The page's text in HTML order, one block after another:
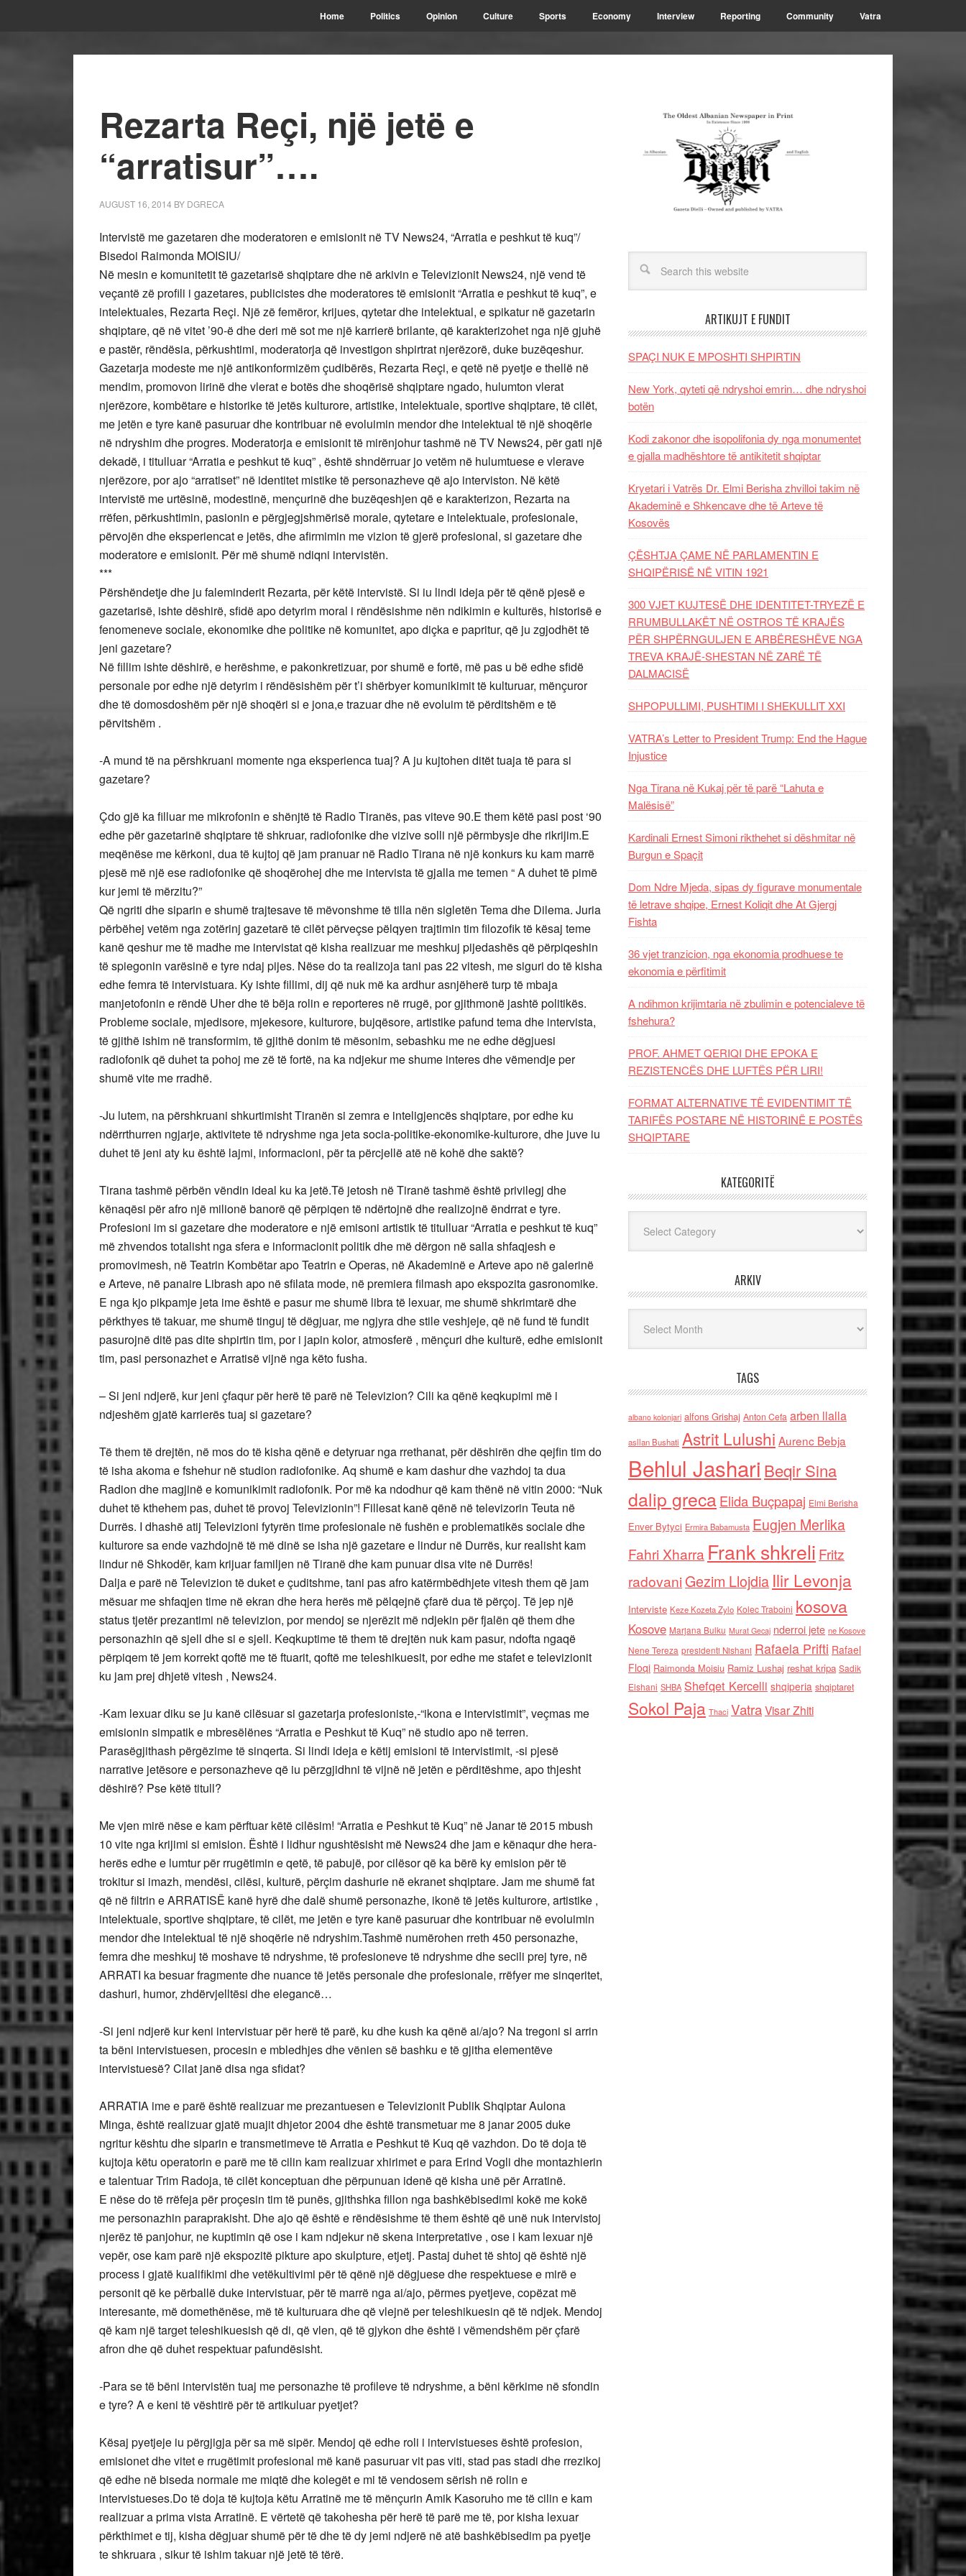
Home Politics Opinion Culture Sports Economy Interview Reporting Community Vatra
Rezarta Reçi, një jetë e
“arratisur”….
AUGUST 16, 2014 BY DGRECA
Intervistë me gazetaren dhe moderatoren e emisionit në TV News24, “Arratia e peshkut të kuq”/
Bisedoi Raimonda MOISIU/
Në mesin e komunitetit të gazetarisë shqiptare dhe në arkivin e Televizionit News24, një vend të
veçantë zë profili i gazetares, publicistes dhe moderatores të emisionit “Arratia e peshkut të kuq”, e
intelektuales, Rezarta Reçi. Një zë femëror, krijues, qytetar dhe intelektual, e spikatur në gazetarin
shqiptare, që në vitet ’90-ë dhe deri më sot me një karrierë brilante, që karakterizohet nga një gjuhë
e pastër, rëndësia, përkushtimi, moderatorja që investigon shpirtrat njerëzorë, duke buzëqeshur.
Gazetarja modeste me një antikonformizëm çudibërës, Rezarta Reçi, e qetë në pyetje e thellë në
mendim, promovon lirinë dhe vlerat e botës dhe shoqërisë shqiptare ngado, hulumton vlerat
njerëzore, kombëtare e historike të jetës kulturore, artistike, intelektuale, sportive shqiptare, të cilët,
me jetën e tyre kanë pasuruar dhe kontribuar në evoluimin mendor dhe intelektual të një shoqërie
në ndryshim dhe progres. Moderatorja e emisionit të mirënjohur tashmë në TV News24, për gati një
dekadë, i titulluar “Arratia e peshkut të kuq” , është shndërruar jo vetëm në hulumtuese e vlerave
njerëzore, por ajo “arratiset” në identitet mistike të personazheve që ajo interviston. Në këtë
intervistë me urtësinë, modestinë, mençurinë dhe buzëqeshjen që e karakterizon, Rezarta na
rrëfen, përkushtimin, pasionin e përgjegjshmërisë morale, qytetare e intelektuale, profesionale,
përvojën dhe eksperiencat e jetës, dhe afirmimin me vizion të gjerë profesional, si gazetare dhe
moderatore e emisionit. Për më shumë ndiqni intervistën.
***
Përshëndetje dhe ju faleminderit Rezarta, për këtë intervistë. Si iu lindi ideja për të qënë pjesë e
gazetarisë, ishte dëshirë, sfidë apo detyrim moral i rëndësishme nën ndikimin e kulturës, historisë e
fenomeneve sociale, ekonomike dhe politike në komunitet, apo diçka e papritur, që ju zgjodhët të
jeni gazetare?
Në fillim ishte dëshirë, e herëshme, e pakonkretizuar, por shumë e fortë, më pas u bë edhe sfidë
personale por edhe një detyrim i rëndësishëm për t’i shërbyer komunikimit të kulturuar, mënçuror
dhe të domosdoshëm për një shoqëri si e jona,e trazuar dhe në evoluim të përditshëm e të
përvitshëm .
-A mund të na përshkruani momente nga eksperienca tuaj? A ju kujtohen ditët tuaja të para si
gazetare?
Çdo gjë ka filluar me mikrofonin e shënjtë të Radio Tiranës, pas viteve 90.E them këtë pasi post ‘90
edhe për gazetarinë shqiptare të shkruar, radiofonike dhe vizive solli një përmbysje dhe rikrijim.E
meqënëse me kërkoni, dua të kujtoj që jam pranuar në Radio Tirana në një konkurs ku kam marrë
pjesë më një ese radiofonike që shoqërohej dhe me intervista të gjalla me temen “ A duhet të pimë
kur jemi të mërzitu?”
Që ngriti dhe siparin e shumë trajtesave të mëvonshme të tilla nën sigletën Tema dhe Dilema. Juria
përbëhej vetëm nga zotërinj gazetarë të cilët përveçse pëlqyen trajtimin tim filozofik të kësaj teme
kanë qeshur me të madhe me intervistat që kisha realizuar me meshkuj pijedashës që përpiqeshin
të spiegonin varësinë e tyre ndaj pijes. Nëse do ta realizoja tani pas 22 vitesh, me siguri do të kisha
edhe femra të intervistuara. Ky ishte fillimi, dij që nuk më ka ardhur asnjëherë turp të mbaja
manjetofonin e rëndë Uher dhe të bëja rolin e reporteres në rrugë, por gjithmonë jashtë politikës.
Probleme sociale, mjedisore, mjekesore, kulturore, bujqësore, artistike pafund tema dhe intervista,
të gjithë ishim në transformim, të gjithë donim të mësonim, sebashku me ne edhe dëgjuesi
radiofonik që duhet ta pohoj me zë të fortë, na ka ndjekur me shume interes dhe vëmendje per
shumë vite me rradhë.
-Ju lutem, na përshkruani shkurtimisht Tiranën si zemra e inteligjencës shqiptare, por edhe ku
ndërrthurren ngjarje, aktivitete të ndryshme nga jeta socia-politike-ekonomike-kulturore, dhe juve iu
duhet të jeni aty ku është lajmi, informacioni, për ta përcjellë atë në kohë dhe saktë?
Tirana tashmë përbën vëndin ideal ku ka jetë.Të jetosh në Tiranë tashmë është privilegj dhe
kënaqësi për afro një milionë banorë që përpiqen të ndërtojnë dhe realizojnë ëndrrat e tyre.
Profesioni im si gazetare dhe moderatore e një emisoni artistik të titulluar “Arratia e peshkut të kuq”
më zhvendos totalisht nga sfera e informacionit politik dhe më dërgon në salla shfaqjesh e
promovimesh, në Teatrin Kombëtar apo Teatrin e Operas, në Akademinë e Arteve apo në galerinë
e Arteve, në panaire Librash apo në sfilata mode, në premiera filmash apo ekspozita gasronomike.
E nga kjo pikpamje jeta ime është e pasur me shumë libra të lexuar, me shumë shkrimtarë dhe
përkthyes të takuar, me shumë tinguj të dëgjuar, me ngjyra dhe stile veshjeje, që në fund të fundit
pasurojnë ditë pas dite shpirtin tim, por i japin kolor, atmosferë , mënçuri dhe kulturë, edhe emisionit
tim, pasi personazhet e Arratisë vijnë nga këto fusha.
– Si jeni ndjerë, kur jeni çfaqur për herë të parë në Televizion? Cili ka qënë keqkupimi më i
ndjeshëm gjatë karrierës tuaj si gazetare?
Të them të drejtën, në mos do të kisha qënë e detyruar nga rrethanat, për dëshirën dhe qejfin tim do
të isha akoma e fshehur në studion radiofonike. Aq shumë e kam dashur dhe vazhdoj ta dua
Radion dhe magjinë e komunikimit radiofonik. Por më ka ndodhur që kam thënë në vitin 2000: “Nuk
duhet të kthehem pas, duhet të provoj Televizionin”! Fillesat kanë qënë në televizorin Teuta në
Durrës. I dhashë atij Televizioni fytyrën time profesionale në fushën e problematikës sociale dhe
kulturore sa ende vazhdojnë të më dinë se isha një gazetare e lindur në Durrës, kur realisht kam
lindur në Shkodër, kam krijuar familjen në Tiranë dhe kam punuar disa vite në Durrës!
Dalja e parë në Televizion të duket e çuditshme, tani pas afro katërmbëdhjete vitesh them që jam
mësuar me shfaqjen time në ekran dhe hera herës më pëlqejnë çfarë dua të përçoj. Të jep një
status tjetër prezantimi në televizion, por mendoj se njerëzit më ndjekin për fjalën që them dhe
personazhin që sjell dhe si e sjell. Keqkuptime të them të drejtën nuk kam pasur, ndofta ngaqë
përpiqem të jem korrekt qoftë me të ftuarit, qoftë me teleshikuesit, por edhe me stafet e televizionit
ku jam prej dhjetë vitesh , News24.
-Kam lexuar diku se ju kanë cilësuar si gazetarja profesioniste,-“ikona e intervistimit”, veçmas me
emisionin simpatik e mbresëlënes “Arratia e Peshkut të Kuq” në studio apo në terren.
Parasëgjithash përgëzime të sinqerta. Si lindi ideja e këtij emisioni të intervistimit, -si pjesë
narrative jetësore e personazheve që iu përzgjidhni të vijnë në jetën e përditëshme, apo thjesht
dëshirë? Pse këtë titull?
Me vjen mirë nëse e kam përftuar këtë cilësim! “Arratia e Peshkut të Kuq” në Janar të 2015 mbush
10 vite nga krijimi si emision. Është i lidhur ngushtësisht më News24 dhe jam e kënaqur dhe hera-
herës edhe e lumtur për rrugëtimin e qetë, të pabujë, por cilësor që ka bërë ky emision për të
trokitur si imazh, mendësi, cilësi, kulturë, përçim dashurie në ekranet shqiptare. Jam me shumë fat
që në filtrin e ARRATISË kanë hyrë dhe dalë shumë personazhe, ikonë të jetës kulturore, artistike ,
intelektuale, sportive shqiptare, të cilët, me jetën e tyre kanë pasuruar dhe kontribuar në evoluimin
mendor dhe intelektual të një shoqërie në ndryshim.Tashmë numërohen rreth 450 personazhe,
femra dhe meshkuj të moshave të ndryshme, të profesioneve të ndryshme dhe secili prej tyre, në
ARRATI ka besuar fragmente dhe nuance të jetës personale dhe profesionale, rrëfyer me sinqeritet,
dashuri, humor, zhdërvjelltësi dhe elegancë…
-Si jeni ndjerë kur keni intervistuar për herë të parë, ku dhe kush ka qënë ai/ajo? Na tregoni si arrin
ta bëni intervistuesen, procesin e mbledhjes dhe vënien së bashku e të gjitha elementëve
intervistuesë? Cilat janë disa nga sfidat?
ARRATIA ime e parë është realizuar me prezantuesen e Televizionit Publik Shqiptar Aulona
Minga, është realizuar gjatë muajit dhjetor 2004 dhe është transmetuar me 8 janar 2005 duke
ngritur kështu dhe siparin e transmetimeve të Arratia e Peshkut të Kuq që vazhdon. Do të doja të
kujtoja këtu operatorin e parë me të cilin kam realizuar xhirimet e para Erind Vogli dhe montazhierin
e talentuar Trim Radoja, të cilët konceptuan dhe përpunuan idenë që kisha unë për Arratinë.
E nëse do të rrëfeja për proçesin tim të punës, gjithshka fillon nga bashkëbisedimi kokë me kokë
me personazhin paraprakisht. Dhe ajo që është e rëndësishme të them është që unë nuk intervistoj
njerëz të panjohur, ne kuptimin që ose i kam ndjekur në skena interpretative , ose i kam lexuar një
vepër, ose kam parë një ekspozitë pikture apo skulpture, etjetj. Pastaj duhet të shtoj që është një
process i gjatë kualifikimi dhe vetëkultivimi për të qënë një dëgjuese dhe respektuese e mirë e
personit që ke përballë duke intervistuar, për të marrë nga ai/ajo, përmes pyetjeve, copëzat më
interesante, më domethënëse, më të kulturuara dhe që vlejnë per teleshikuesin që të ndjek. Mendoj
që kam një target teleshikuesish që di, që vlen, që të gjykon dhe është i vëmendshëm për çfarë
afron dhe që duhet respektuar pafundësisht.
-Para se të bëni intervistën tuaj me personazhe të profileve të ndryshme, a bëni kërkime në sfondin
e tyre? A e keni të vështirë për të artikuluar pyetjet?
Kësaj pyetjeje iu përgjigja për sa më sipër. Mendoj që edhe roli i intervistueses është profesion,
emisionet dhe vitet e rrugëtimit profesional më kanë pasuruar vit pas viti, stad pas stadi dhe rrezikoj
që edhe në biseda normale me miqtë dhe kolegët e mi të vendosem sërish në rolin e
intervistueses.Do të doja të kujtoja këtu Arratinë me të mënçurin Amik Kasoruho me të cilin e kam
realizuar a prima vista Arratinë. E vërtetë që takohesha për herë të parë me të, por kisha lexuar
përkthimet e tij, kisha dëgjuar shumë për të dhe të dy jemi ndjerë në atë bashkëbisedim pa pyetje
te shkruara , sikur të ishim takuar një jetë të tërë.
ARTIKUJT E FUNDIT
SPAÇI NUK E MPOSHTI SHPIRTIN
New York, qyteti që ndryshoi emrin… dhe ndryshoi
botën
Kodi zakonor dhe isopolifonia dy nga monumentet
e gjalla madhështore të antikitetit shqiptar
Kryetari i Vatrës Dr. Elmi Berisha zhvilloi takim në
Akademinë e Shkencave dhe të Arteve të
Kosovës
ÇËSHTJA ÇAME NË PARLAMENTIN E
SHQIPËRISË NË VITIN 1921
300 VJET KUJTESË DHE IDENTITET-TRYEZË E
RRUMBULLAKËT NË OSTROS TË KRAJËS
PËR SHPËRNGULJEN E ARBËRESHËVE NGA
TREVA KRAJË-SHESTAN NË ZARË TË
DALMACISË
SHPOPULLIMI, PUSHTIMI I SHEKULLIT XXI
VATRA’s Letter to President Trump: End the Hague
Injustice
Nga Tirana në Kukaj për të parë “Lahuta e
Malësisë”
Kardinali Ernest Simoni rikthehet si dëshmitar në
Burgun e Spaçit
Dom Ndre Mjeda, sipas dy figurave monumentale
të letrave shqipe, Ernest Koliqit dhe At Gjergj
Fishta
36 vjet tranzicion, nga ekonomia prodhuese te
ekonomia e përfitimit
A ndihmon krijimtaria në zbulimin e potencialeve të
fshehura?
PROF. AHMET QERIQI DHE EPOKA E
REZISTENCЁS DHE LUFTЁS PЁR LIRI!
FORMAT ALTERNATIVE TË EVIDENTIMIT TË
TARIFËS POSTARE NË HISTORINË E POSTËS
SHQIPTARE
KATEGORITË
ARKIV
TAGS
albano kolonjari alfons Grishaj Anton Cefa arben llalla
asllan Bushati Astrit Lulushi Aurenc Bebja
Behlul Jashari Beqir Sina
dalip grecaElida Buçpapaj Elmi Berisha
Enver Bytyci Ermira Babamusta Eugjen Merlika
Fahri Xharra Frank shkreli Fritz
radovaniGezim Llojdia Ilir Levonja
Interviste Keze Kozeta Zylo Kolec Traboini kosova
Kosove Marjana Bulku Murat Gecaj nderroi jete ne Kosove
Nene Tereza presidenti Nishani Rafaela Prifti Rafael
Floqi Raimonda Moisiu Ramiz Lushaj reshat kripa Sadik
Elshani SHBA Shefqet Kercelli shqiperia shqiptaret
Sokol Paja Thaci VatraVisar Zhiti